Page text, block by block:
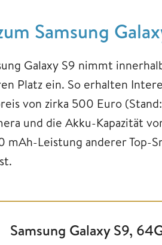
Samsung
Galaxy S9 nimmt
Platz ein. So erhalten
von zirka 500 Euro
und die Akku-Kapazität
mAh-Leistung anderer Top-
Samsung Galaxy S9,